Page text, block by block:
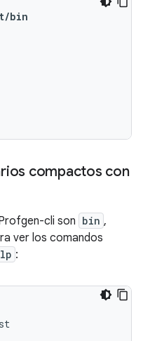
bin
compactos con
cli son bin ,
ver los comandos
: